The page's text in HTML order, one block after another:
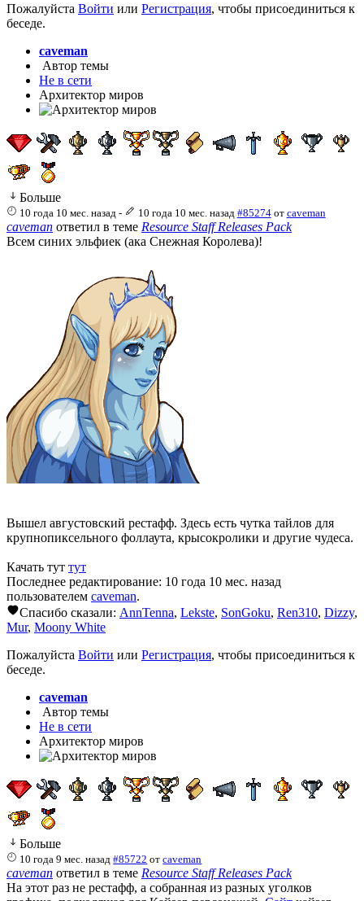
Пожалуйста Войти или Регистрация, чтобы присоединиться к
беседе.
caveman
Автор темы
Не в сети
Архитектор миров
Больше
10 года 10 мес. назад - 10 года 10 мес. назад #85274 от caveman
caveman ответил в теме Resource Staff Releases Pack
Всем синих эльфиек (ака Снежная Королева)!
Вышел августовский рестафф. Здесь есть чутка тайлов для
крупнопиксельного фоллаута, крысокролики и другие чудеса.
Качать тут тут
Последнее редактирование: 10 года 10 мес. назад
пользователем caveman.
Спасибо сказали: AnnTenna, Lekste, SonGoku, Ren310, Dizzy,
Mur, Moony White
Пожалуйста Войти или Регистрация, чтобы присоединиться к
беседе.
caveman
Автор темы
Не в сети
Архитектор миров
Больше
10 года 9 мес. назад #85722 отcaveman
caveman ответил в теме Resource Staff Releases Pack
На этот раз не рестафф, а собранная из разных уголков